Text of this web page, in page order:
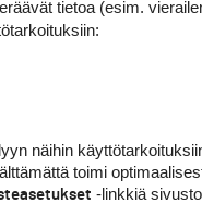
Kävelemään ja
tietoa (esim.
näihin
toimi
-linkkiä